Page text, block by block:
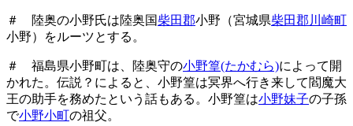
＃ 陸奥の小野氏は陸奥国柴田郡小野（宮城県柴田郡川崎町
小野）をルーツとする。
＃ 福島県小野町は、陸奥守の小野篁(たかむら)によって開
かれた。伝説？によると、小野篁は冥界へ行き来して閻魔大
王の助手を務めたという話もある。小野篁は小野妹子の子孫
で小野小町の祖父。